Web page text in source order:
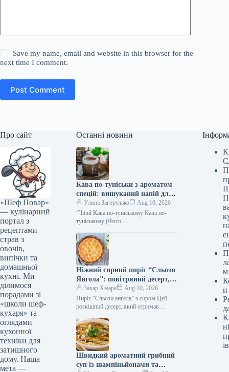
Save my name, email and website in this browser for the
next time I comment.
Post Comment
Про сайт
«Шеф Повар»
— кулінарний
портал з
рецептами
страв з
овочів,
випічки та
домашньої
кухні. Ми
ділимося
порадами зі
«школи шеф-
кухаря» та
оглядами
кухонної
техніки для
затишного
дому. Наша
мета —
Останні новини
Кава по-туніськи з ароматом
спецій: вишуканий напій для
справжніх гурманів
Уляна Загорулько
Aug 10, 2026
“`html Кава по-туніському Кава по-
туніському (Фото:
туніському зачарує вас своєю міцністю
та пряним ароматом – нотками
кардамону, кориці…
Ніжний сирний пиріг “Сльози
Янгола”: повітряний десерт,
що тане в роті
Захар Хмара
Aug 10, 2026
Пиріг “Сльози ангела” з сиром Цей
розкішний десерт, який отримав
готується зовсім нескладно. Його
секрет у…
Швидкий ароматний грибний
суп із шампіньйонами та
м
и
ів